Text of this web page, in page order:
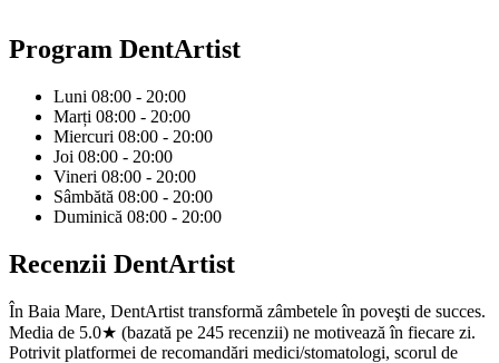
Program DentArtist
Luni 08:00 - 20:00
Marți 08:00 - 20:00
Miercuri 08:00 - 20:00
Joi 08:00 - 20:00
Vineri 08:00 - 20:00
Sâmbătă 08:00 - 20:00
Duminică 08:00 - 20:00
Recenzii DentArtist
În Baia Mare, DentArtist transformă zâmbetele în poveşti de succes.
Media de 5.0★ (bazată pe 245 recenzii) ne motivează în fiecare zi.
Potrivit platformei de recomandări medici/stomatologi, scorul de